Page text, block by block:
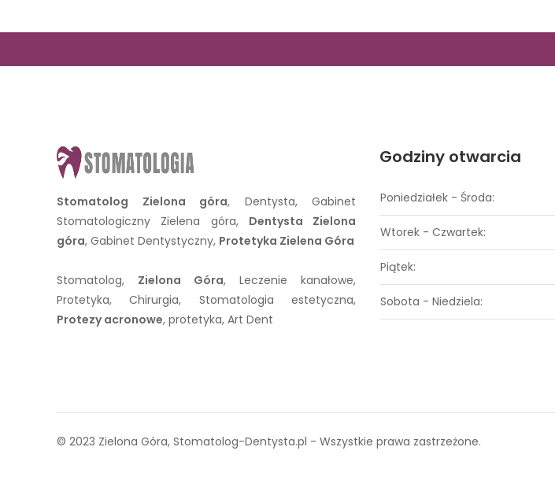
Stomatolog Zielona góra, Dentysta, Gabinet
Stomatologiczny Zielena góra, Dentysta Zielona
góra, Gabinet Dentystyczny, Protetyka Zielena Góra
Stomatolog, Zielona Góra, Leczenie kanałowe,
Protetyka, Chirurgia, Stomatologia estetyczna,
Protezy acronowe, protetyka, Art Dent
Godziny otwarcia
Poniedziałek - Środa:
Wtorek - Czwartek:
Piątek:
Sobota - Niedziela:
© 2023 Zielona Góra, Stomatolog-Dentysta.pl - Wszystkie prawa zastrzeżone.